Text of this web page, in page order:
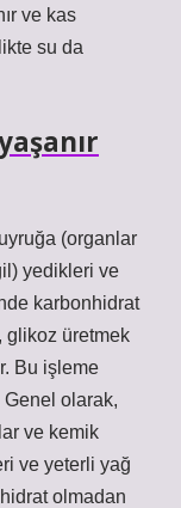
ve kas
su da
(organlar
yedikleri ve
karbonhidrat
glikoz üretmek
Bu işleme
Genel olarak,
ve kemik
ve yeterli yağ
olmadan